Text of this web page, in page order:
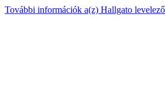
További információk a(z) Hallgato